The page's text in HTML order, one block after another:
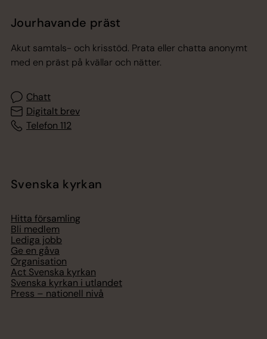
Jourhavande präst
Akut samtals- och krisstöd. Prata eller chatta anonymt
med en präst på kvällar och nätter.
Chatt
Digitalt brev
Telefon 112
Svenska kyrkan
Hitta församling
Bli medlem
Lediga jobb
Ge en gåva
Organisation
Act Svenska kyrkan
Svenska kyrkan i utlandet
Press – nationell nivå